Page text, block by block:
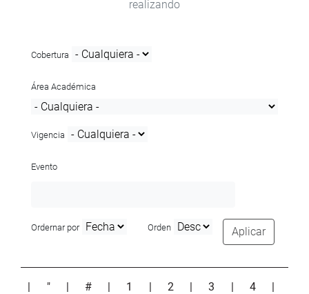
realizando
Cobertura
Área Académica
Vigencia
Evento
Ordernar por Orden Aplicar
| " | # | 1 | 2 |3 | 4
|